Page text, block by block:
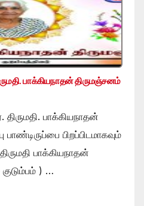
பாக்கியநாதன் திருமஞ்சனம்
பாக்கியநாதன்
பாண்டிருப்பை பிறப்பிடமாகவும்
பாக்கியநாதன்
) …